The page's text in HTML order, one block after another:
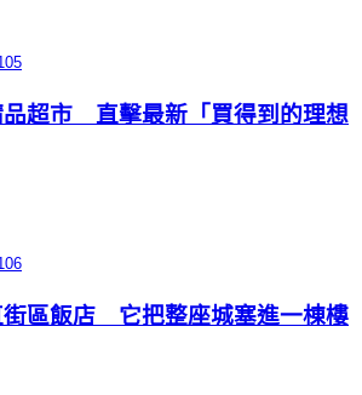
品超市 直擊最新「買得到的理想
街區飯店 它把整座城塞進一棟樓